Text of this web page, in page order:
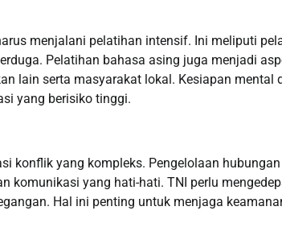
menjalani pelatihan intensif. Ini meliputi
Pelatihan bahasa asing juga menjadi
lain serta masyarakat lokal. Kesiapan mental
yang berisiko tinggi.
konflik yang kompleks. Pengelolaan
komunikasi yang hati-hati. TNI perlu
Hal ini penting untuk menjaga